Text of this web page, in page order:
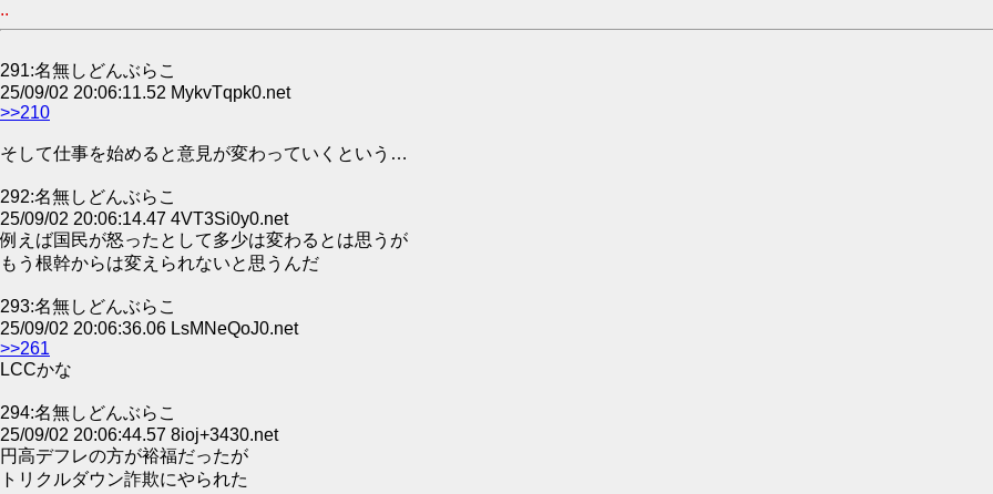
..
291:名無しどんぶらこ
25/09/02 20:06:11.52 MykvTqpk0.net
>>210
そして仕事を始めると意見が変わっていくという…
292:名無しどんぶらこ
25/09/02 20:06:14.47 4VT3Si0y0.net
例えば国民が怒ったとして多少は変わるとは思うが
もう根幹からは変えられないと思うんだ
293:名無しどんぶらこ
25/09/02 20:06:36.06 LsMNeQoJ0.net
>>261
LCCかな
294:名無しどんぶらこ
25/09/02 20:06:44.57 8ioj+3430.net
円高デフレの方が裕福だったが
トリクルダウン詐欺にやられた